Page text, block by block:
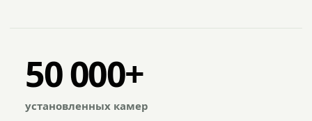
50 000+
установленных камер